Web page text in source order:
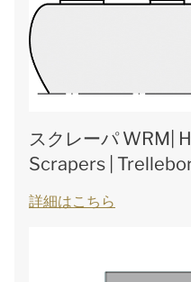
スクレーパ WRM|
Scrapers |
詳細はこちら